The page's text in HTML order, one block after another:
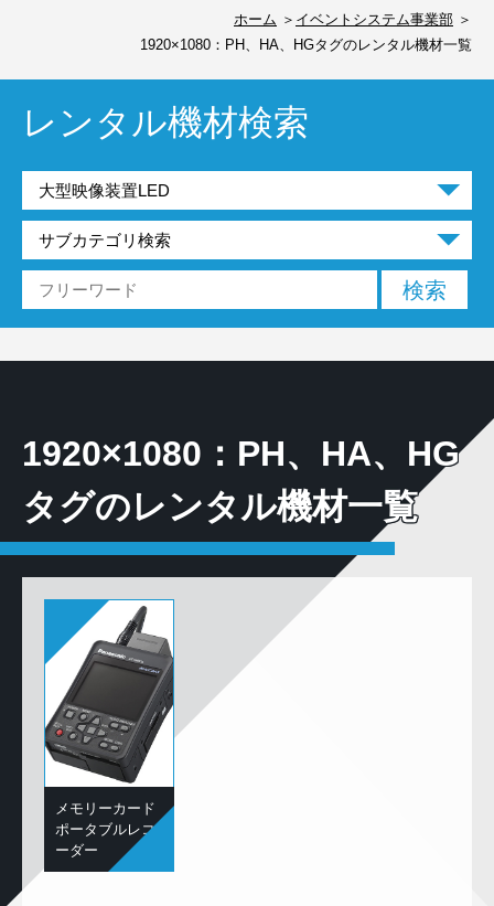
ホーム
イベントシステム事業部
1920×1080：PH、HA、HGタグのレンタル機材一覧
レンタル機材検索
1920×1080：PH、HA、HG
タグのレンタル機材一覧
メモリーカード
ポータブルレコ
ーダー